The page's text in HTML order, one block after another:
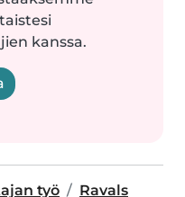
kanssa.
työ Ravals